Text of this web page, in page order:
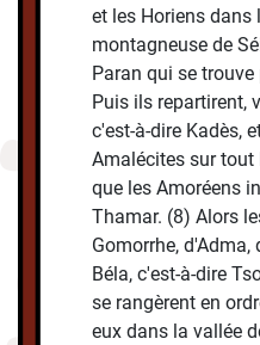
et les Horiens dans
montagneuse de
Paran qui se
Puis ils repartirent,
c'est-à-dire Kadès,
Amalécites sur tout
que les Amoréens
Thamar. (8) Alors
Gomorrhe, d'Adma,
Béla, c'est-à-dire
se rangèrent en
eux dans la vallée